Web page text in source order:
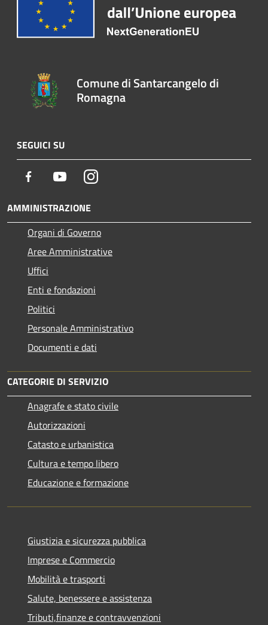
Comune di Santarcangelo di
Romagna
SEGUICI SU
Facebook YoutubeInstagram
AMMINISTRAZIONE
Organi di Governo
Aree Amministrative
Uffici
Enti e fondazioni
Politici
Personale Amministrativo
Documenti e dati
CATEGORIE DI SERVIZIO
Anagrafe e stato civile
Autorizzazioni
Catasto e urbanistica
Cultura e tempo libero
Educazione e formazione
Giustizia e sicurezza pubblica
Imprese e Commercio
Mobilità e trasporti
Salute, benessere e assistenza
Tributi,finanze e contravvenzioni